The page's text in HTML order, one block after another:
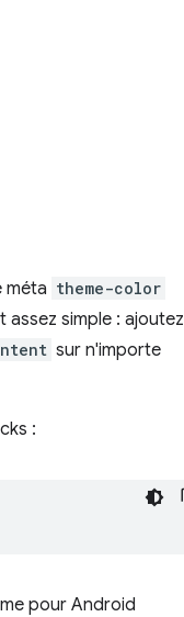
méta theme-color
simple : ajoutez
sur n'importe
:
pour Android